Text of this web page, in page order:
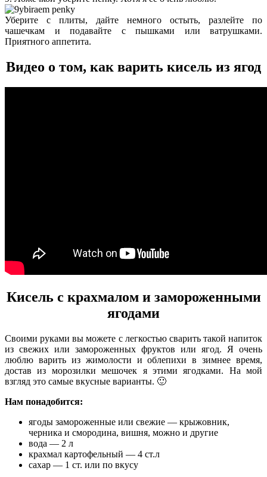
Уберите с плиты, дайте немного остыть, разлейте по
чашечкам и подавайте с пышками или ватрушками.
Приятного аппетита.
Видео о том, как варить кисель из ягод
Кисель с крахмалом и замороженными
ягодами
Своими руками вы можете с легкостью сварить такой напиток
из свежих или замороженных фруктов или ягод. Я очень
люблю варить из жимолости и облепихи в зимнее время,
достав из морозилки мешочек я этими ягодками. На мой
взгляд это самые вкусные варианты. 🙂
Нам понадобится:
ягоды замороженные или свежие — крыжовник,
черника и смородина, вишня, можно и другие
вода — 2 л
крахмал картофельный — 4 ст.л
сахар — 1 ст. или по вкусу